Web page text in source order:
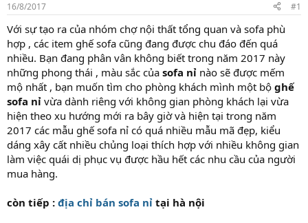
g
16/8/2017 #1
Với sự tạo ra của nhóm chợ nội thất tổng quan và sofa phù
hợp , các item ghế sofa cũng đang được chu đáo đến quá
nhiều. Bạn đang phân vân không biết trong năm 2017 này
những phong thái , màu sắc của sofa nỉ nào sẽ được mếm
mộ nhất , bạn muốn tìm cho phòng khách mình một bộ ghế
sofa nỉ vừa dành riêng với không gian phòng khách lại vừa
hiện theo xu hướng mới ra bây giờ và hiện tại trong năm
2017 các mẫu ghế sofa nỉ có quá nhiều mẫu mã đẹp, kiểu
dáng xây cất nhiều chủng loại thích hợp với nhiều không gian
làm việc quái dị phục vụ được hầu hết các nhu cầu của người
mua hàng.
còn tiếp : địa chỉ bán sofa nỉ tại hà nội